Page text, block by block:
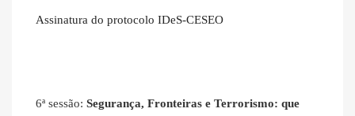
Assinatura do protocolo IDeS-CESEO
6ª sessão: Segurança, Fronteiras e Terrorismo: que